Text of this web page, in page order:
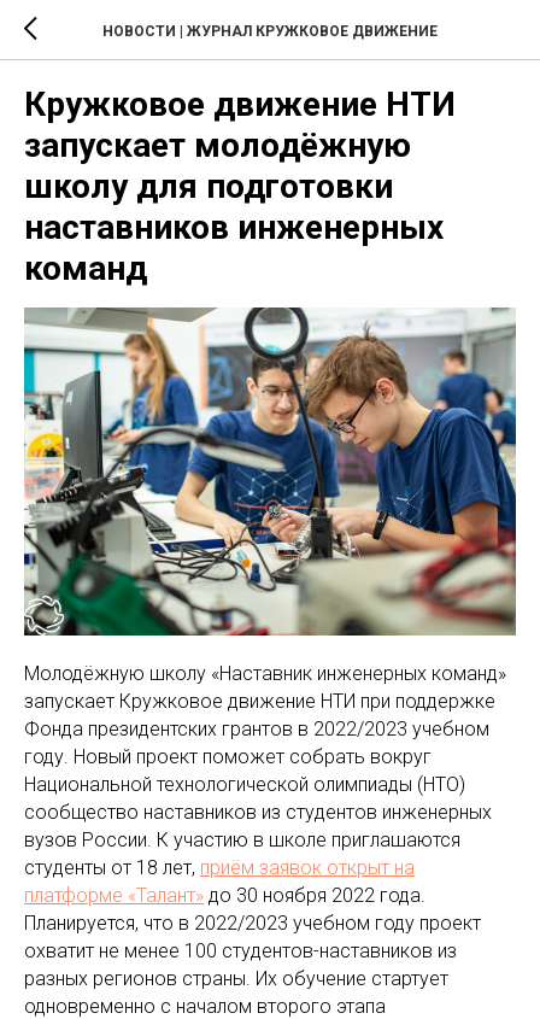
НОВОСТИ | ЖУРНАЛ КРУЖКОВОЕ ДВИЖЕНИЕ
Кружковое движение НТИ
запускает молодёжную
школу для подготовки
наставников инженерных
команд
Молодёжную школу «Наставник инженерных команд»
запускает Кружковое движение НТИ при поддержке
Фонда президентских грантов в 2022/2023 учебном
году. Новый проект поможет собрать вокруг
Национальной технологической олимпиады (НТО)
сообщество наставников из студентов инженерных
вузов России. К участию в школе приглашаются
студенты от 18 лет, приём заявок открыт на
платформе «Талант» до 30 ноября 2022 года.
Планируется, что в 2022/2023 учебном году проект
охватит не менее 100 студентов-наставников из
разных регионов страны. Их обучение стартует
одновременно с началом второго этапа